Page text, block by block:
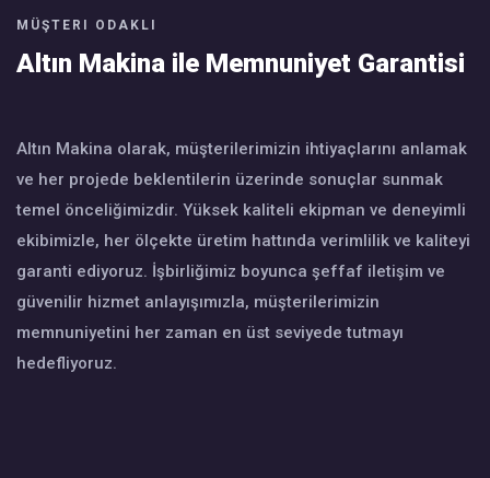
MÜŞTERI ODAKLI
Altın Makina ile Memnuniyet Garantisi
Altın Makina olarak, müşterilerimizin ihtiyaçlarını anlamak
ve her projede beklentilerin üzerinde sonuçlar sunmak
temel önceliğimizdir. Yüksek kaliteli ekipman ve deneyimli
ekibimizle, her ölçekte üretim hattında verimlilik ve kaliteyi
garanti ediyoruz. İşbirliğimiz boyunca şeffaf iletişim ve
güvenilir hizmet anlayışımızla, müşterilerimizin
memnuniyetini her zaman en üst seviyede tutmayı
hedefliyoruz.